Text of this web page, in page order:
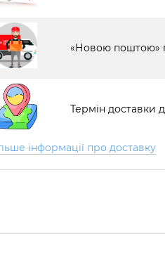
«Новою поштою»
Термін доставки
інформації про доставку